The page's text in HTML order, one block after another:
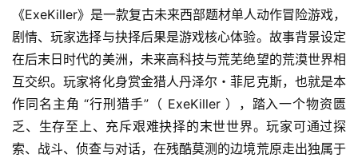
《ExeKiller》是一款复古未来西部题材单人动作冒险游戏，
剧情、玩家选择与抉择后果是游戏核心体验。故事背景设定
在后末日时代的美洲，未来高科技与荒芜绝望的荒漠世界相
互交织。玩家将化身赏金猎人丹泽尔・菲尼克斯，也就是本
作同名主角 “行刑猎手”（ ExeKiller ），踏入一个物资匮
乏、生存至上、充斥艰难抉择的末世世界。玩家可通过探
索、战斗、侦查与对话，在残酷莫测的边境荒原走出独属于